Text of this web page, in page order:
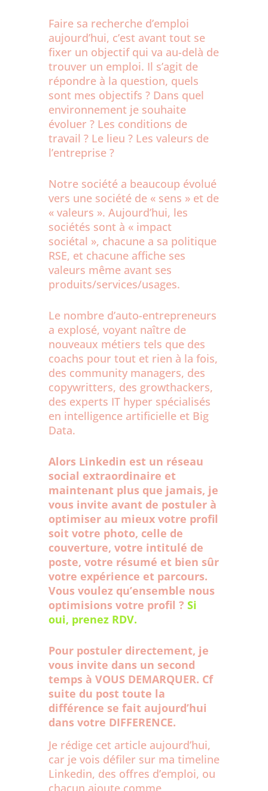
Faire sa recherche d’emploi
aujourd’hui, c’est avant tout se
fixer un objectif qui va au-delà de
trouver un emploi. Il s’agit de
répondre à la question, quels
sont mes objectifs ? Dans quel
environnement je souhaite
évoluer ? Les conditions de
travail ? Le lieu ? Les valeurs de
l’entreprise ?
Notre société a beaucoup évolué
vers une société de « sens » et de
« valeurs ». Aujourd’hui, les
sociétés sont à « impact
sociétal », chacune a sa politique
RSE, et chacune affiche ses
valeurs même avant ses
produits/services/usages.
Le nombre d’auto-entrepreneurs
a explosé, voyant naître de
nouveaux métiers tels que des
coachs pour tout et rien à la fois,
des community managers, des
copywritters, des growthackers,
des experts IT hyper spécialisés
en intelligence artificielle et Big
Data.
Alors Linkedin est un réseau
social extraordinaire et
maintenant plus que jamais, je
vous invite avant de postuler à
optimiser au mieux votre profil
soit votre photo, celle de
couverture, votre intitulé de
poste, votre résumé et bien sûr
votre expérience et parcours.
Vous voulez qu’ensemble nous
optimisions votre profil ? Si
oui, prenez RDV.
Pour postuler directement, je
vous invite dans un second
temps à VOUS DEMARQUER. Cf
suite du post toute la
différence se fait aujourd’hui
dans votre DIFFERENCE.
Je rédige cet article aujourd’hui,
car je vois défiler sur ma timeline
Linkedin, des offres d’emploi, ou
chacun ajoute comme